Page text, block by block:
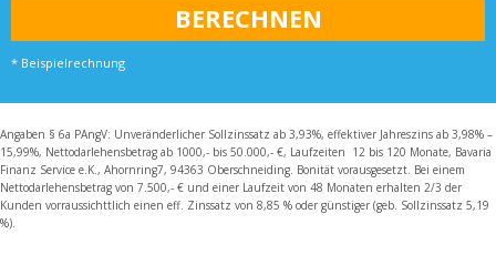
* Beispielrechnung
Angaben § 6a PAngV: Unveränderlicher Sollzinssatz ab 3,93%, effektiver Jahreszins ab 3,98% –
15,99%, Nettodarlehensbetrag ab 1000,- bis 50.000,- €, Laufzeiten 12 bis 120 Monate, Bavaria
Finanz Service e.K., Ahornring7, 94363 Oberschneiding. Bonität vorausgesetzt. Bei einem
Nettodarlehensbetrag von 7.500,- € und einer Laufzeit von 48 Monaten erhalten 2/3 der
Kunden vorraussichttlich einen eff. Zinssatz von 8,85 % oder günstiger (geb. Sollzinssatz 5,19
%).